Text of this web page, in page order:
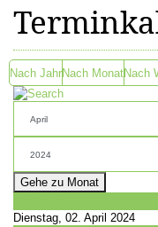
Nach JahrNach MonatNach
Gehe zu Monat
Dienstag, 02. April 2024